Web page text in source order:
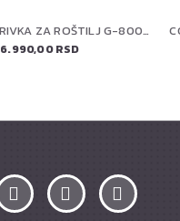
COZZE PREKRIVKA ZA ROŠTILJ G-800 (90389)
6.990,00 RSD